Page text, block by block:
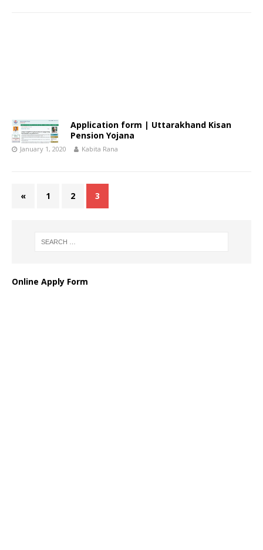
Application form | Uttarakhand Kisan
Pension Yojana
January 1, 2020 Kabita Rana
« 1 2 3
Online Apply Form